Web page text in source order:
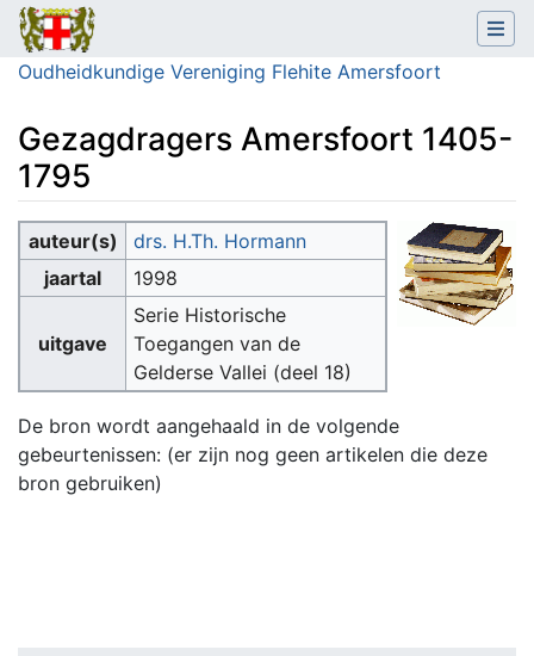
Oudheidkundige Vereniging Flehite Amersfoort
Gezagdragers Amersfoort 1405-
1795
Ga naar:navigatie ,zoeken
auteur(s)
drs. H.Th. Hormann
jaartal
1998
uitgave
Serie Historische
Toegangen van de
Gelderse Vallei (deel 18)
De bron wordt aangehaald in de volgende
gebeurtenissen: (er zijn nog geen artikelen die deze
bron gebruiken)